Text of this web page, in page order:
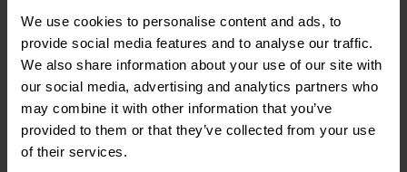
We use cookies to personalise content and ads, to
provide social media features and to analyse our traffic.
We also share information about your use of our site with
our social media, advertising and analytics partners who
may combine it with other information that you’ve
provided to them or that they’ve collected from your use
of their services.